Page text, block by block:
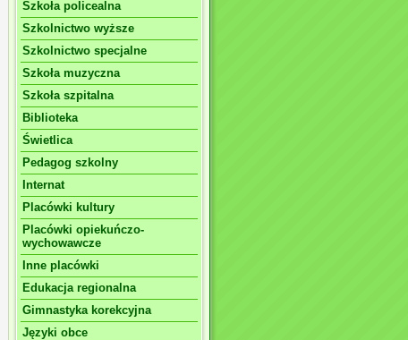
Szkoła policealna
Szkolnictwo wyższe
Szkolnictwo specjalne
Szkoła muzyczna
Szkoła szpitalna
Biblioteka
Świetlica
Pedagog szkolny
Internat
Placówki kultury
Placówki opiekuńczo-
wychowawcze
Inne placówki
Edukacja regionalna
Gimnastyka korekcyjna
Języki obce